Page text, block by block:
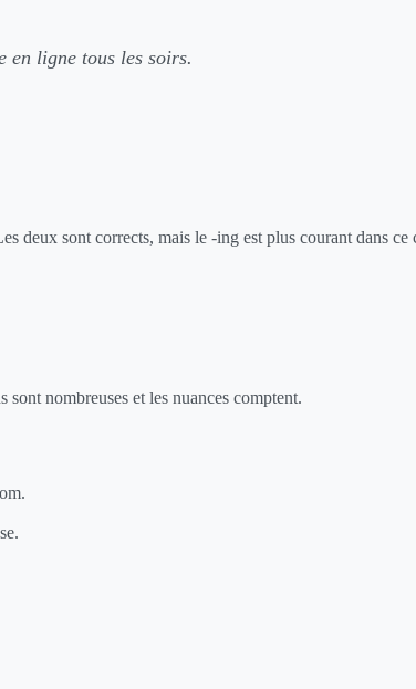
en ligne tous les soirs.
deux sont corrects, mais le -ing est plus courant dans ce
nombreuses et les nuances comptent.